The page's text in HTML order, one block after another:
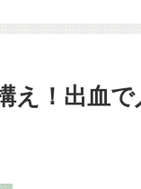
え！出血で